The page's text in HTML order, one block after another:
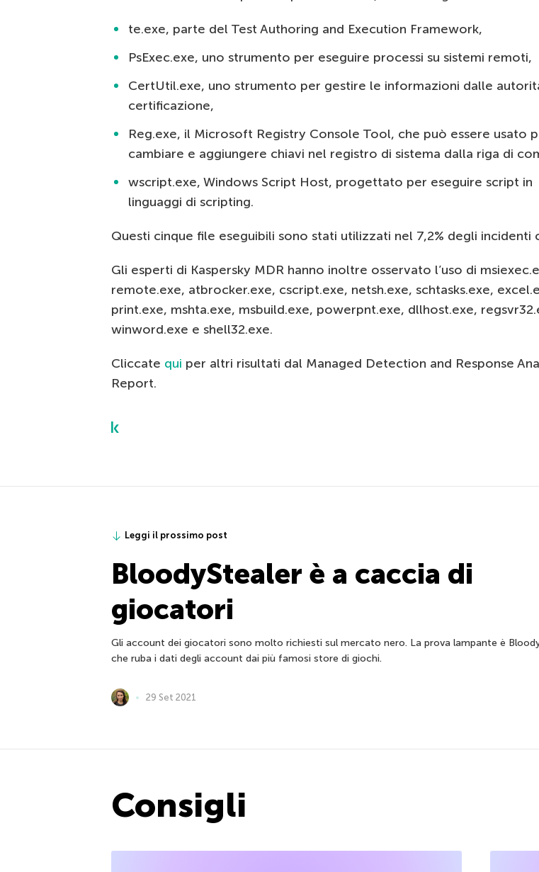
te.exe, parte del Test Authoring and Execution Framework,
PsExec.exe, uno strumento per eseguire processi su sistemi remoti,
CertUtil.exe, uno strumento per gestire le informazioni dalle
certificazione,
Reg.exe, il Microsoft Registry Console Tool, che può essere usato
cambiare e aggiungere chiavi nel registro di sistema dalla riga di
wscript.exe, Windows Script Host, progettato per eseguire script in
linguaggi di scripting.
Questi cinque file eseguibili sono stati utilizzati nel 7,2% degli incidenti
Gli esperti di Kaspersky MDR hanno inoltre osservato l’uso di
remote.exe, atbrocker.exe, cscript.exe, netsh.exe, schtasks.exe,
print.exe, mshta.exe, msbuild.exe, powerpnt.exe, dllhost.exe,
winword.exe e shell32.exe.
Cliccate qui per altri risultati dal Managed Detection and Response
Report.
Leggi il prossimo post
BloodyStealer è a caccia di
giocatori
Gli account dei giocatori sono molto richiesti sul mercato nero. La prova lampante è
che ruba i dati degli account dai più famosi store di giochi.
29 Set 2021
Consigli